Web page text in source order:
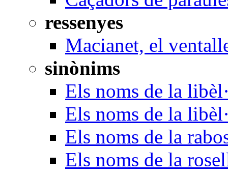
ressenyes
Macianet, el
sinònims
Els noms de la
Els noms de la
Els noms de la
Els noms de la